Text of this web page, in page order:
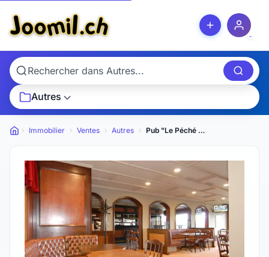
Autres
Petites annonces
Immobilier Ventes Autres Pub "Le Péché Mignon" à Thyon 2000 (Réaffectation possible)